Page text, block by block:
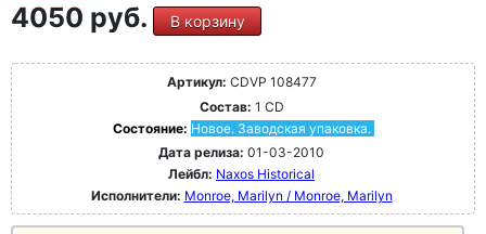
4050 руб. В корзину
Артикул: CDVP 108477
Состав: 1 CD
Состояние: Новое. Заводская упаковка.
Дата релиза: 01-03-2010
Лейбл: Naxos Historical
Исполнители: Monroe, Marilyn / Monroe, Marilyn